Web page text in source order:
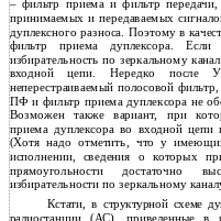
– фильтр приема и фильтр
принимаемых и передаваемых
дуплексного разноса. Поэтому в
фильтр приема дуплексора.
избирательность по зеркальному
входной цепи. Нередко после
неперестраиваемый полосовой
ПФ и фильтр приема дуплексора не
Возможен также вариант, при
приема дуплексора во входной
(Хотя надо отметить, что у
исполнении, сведения о которых
прямоугольности достаточно
избирательности по зеркальному
Кстати, в структурной схеме